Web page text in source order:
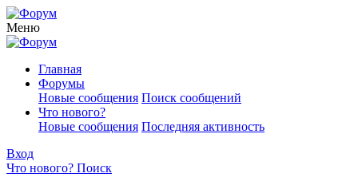
Меню
Главная
Форумы
Новые сообщения Поиск сообщений
Что нового?
Новые сообщения Последняя активность
Вход
Что нового? Поиск